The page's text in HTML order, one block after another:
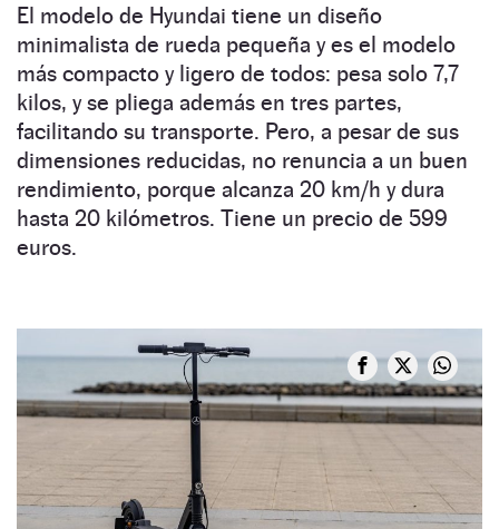
El modelo de Hyundai tiene un diseño
minimalista de rueda pequeña y es el modelo
más compacto y ligero de todos: pesa solo 7,7
kilos, y se pliega además en tres partes,
facilitando su transporte. Pero, a pesar de sus
dimensiones reducidas, no renuncia a un buen
rendimiento, porque alcanza 20 km/h y dura
hasta 20 kilómetros. Tiene un precio de 599
euros.